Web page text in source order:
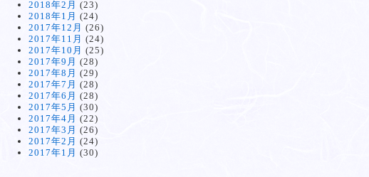
2018年2月 (23)
2018年1月 (24)
2017年12月 (26)
2017年11月 (24)
2017年10月 (25)
2017年9月 (28)
2017年8月 (29)
2017年7月 (28)
2017年6月 (28)
2017年5月 (30)
2017年4月 (22)
2017年3月 (26)
2017年2月 (24)
2017年1月 (30)